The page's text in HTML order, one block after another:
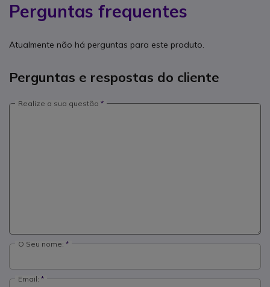
Perguntas frequentes
Atualmente não há perguntas para este produto.
Perguntas e respostas do cliente
Realize a sua questão
O Seu nome:
Email: